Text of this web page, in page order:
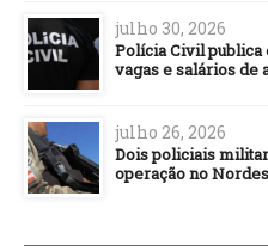
julho 30, 2026
Polícia Civil publica
vagas e salários de
julho 26, 2026
Dois policiais
operação no